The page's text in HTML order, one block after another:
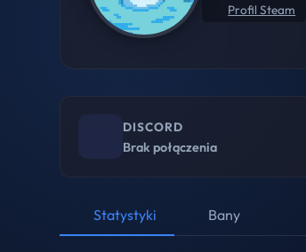
Profil Steam
DISCORD
Brak połączenia
Statystyki Bany